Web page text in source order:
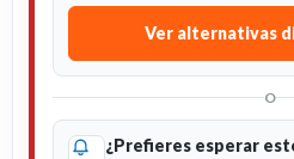
Ver alternativas
O
¿Prefieres esperar